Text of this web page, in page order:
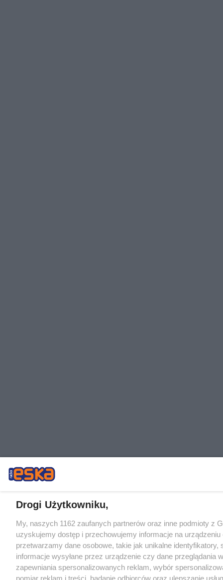
Drogi Użytkowniku,
My, naszych 1162 zaufanych partnerów oraz inne podmioty z
uzyskujemy dostęp i przechowujemy informacje na urządzeniu
przetwarzamy dane osobowe, takie jak unikalne identyfikatory,
informacje wysyłane przez urządzenie czy dane przeglądania
zapewniania spersonalizowanych reklam, wybór
pomiar reklam i treści, badanie odbiorców oraz ulepszanie